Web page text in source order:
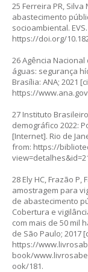
25 Ferreira PR,
abastecimento
socioambiental.
https://doi.org/
26 Agência
águas: segurança
Brasília: ANA; 2021
https://
27 Instituto
demográfico 2022:
[Internet]. Rio de
from: https://
28 Ely HC, Frazão P,
amostragem para
de abastecimento
Cobertura e
com mais de 50 mil
de São Paulo; 2017
https://
book/
ook/181.